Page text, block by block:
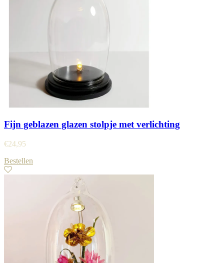
Fijn geblazen glazen stolpje met verlichting
€24,95
Bestellen